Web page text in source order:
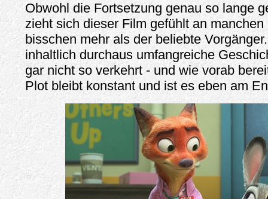
Obwohl die Fortsetzung genau so lange
zieht sich dieser Film gefühlt an
bisschen mehr als der beliebte
inhaltlich durchaus umfangreiche
gar nicht so verkehrt - und wie vorab
Plot bleibt konstant und ist es eben am